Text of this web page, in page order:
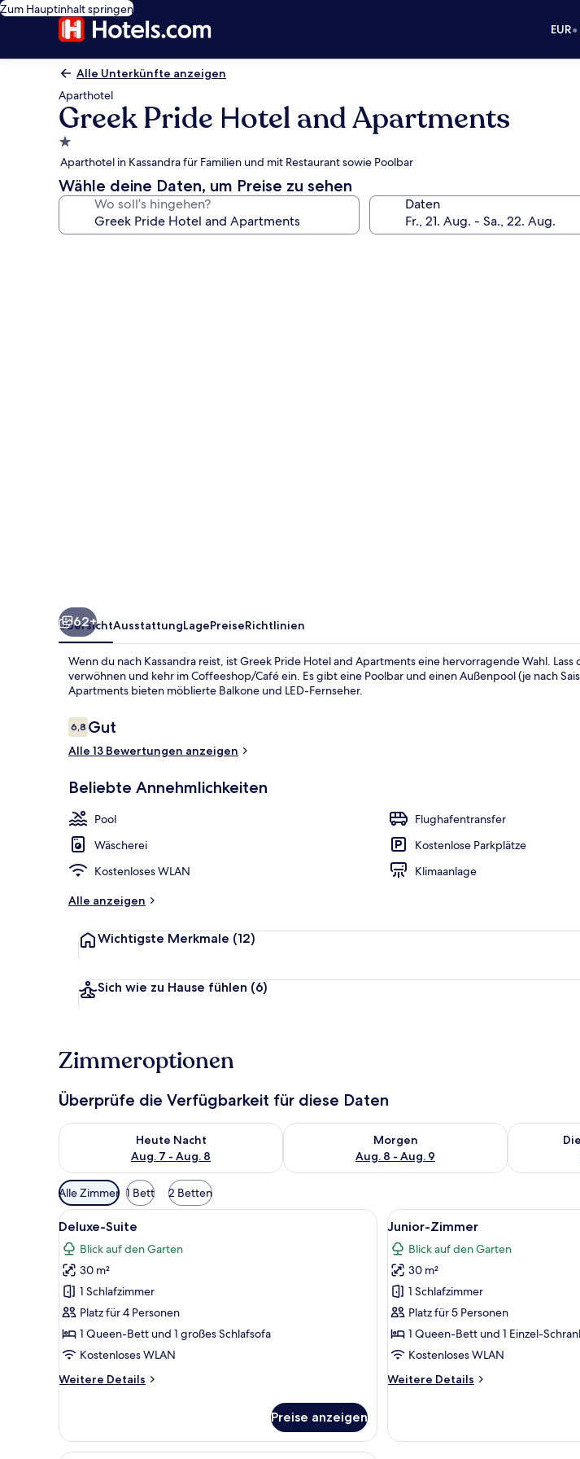
Zum Hauptinhalt springen
EUR•
Alle Unterkünfte anzeigen
Aparthotel
Greek Pride Ηotel and Apartments
1.0-
Stern-
Unterkunft
Aparthotel in Kassandra für Familien und mit Restaurant sowie Poolbar
Wähle deine Daten, um Preise zu sehen
Wo soll’s hingehen? Daten
62+
ÜbersichtAusstattungLagePreiseRichtlinien
Wenn du nach Kassandra reist, ist Greek Pride Ηotel and Apartments eine hervorragende Wahl. Lass
verwöhnen und kehr im Coffeeshop/Café ein. Es gibt eine Poolbar und einen Außenpool (je nach
Apartments bieten möblierte Balkone und LED-Fernseher.
Bewertungen
6,86,8 von 10.
Gut
Alle 13 Bewertungen anzeigen
Beliebte Annehmlichkeiten
Pool
Flughafentransfer
Wäscherei
Kostenlose Parkplätze
Kostenloses WLAN
Klimaanlage
Alle anzeigen
Wichtigste Merkmale (12)
Sich wie zu Hause fühlen (6)
Zimmeroptionen
Überprüfe die Verfügbarkeit für diese Daten
Heute Nacht
Aug. 7 - Aug. 8
Überprüfe die Verfügbarkeit für heute Nacht, Aug. 7 - Aug. 8.
Morgen
Aug. 8 - Aug. 9
Überprüfe die Verfügbarkeit für morgen, Aug. 8 -
Überprüfe
Verfügbare
Filter
für
Zimmer
Alle Zimmer 1 Bett 2 Betten
Alle
Fotos
für
Deluxe-
Suite
anzeigen
Deluxe-Suite | Zimmersafe, laptopgeeigneter Arbeitsplatz, schallisolierte
11
Deluxe-Suite
Blick auf den Garten
30 m²
1 Schlafzimmer
Platz für 4 Personen
1 Queen-Bett und 1 großes Schlafsofa
Kostenloses WLAN
Weitere Details
Weitere
Suite
Preise anzeigen
Alle
Fotos
für
Junior-
Zimmer
anzeigen
Ein
5
Junior-Zimmer
Blick auf den Garten
30 m²
1 Schlafzimmer
Platz für 5 Personen
1 Queen-Bett und 1 Einzel-
Kostenloses WLAN
Weitere Details
Weitere
Zimmer